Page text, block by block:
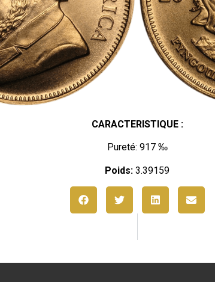
CARACTERISTIQUE :
Pureté: 917 ‰
Poids: 3.39159